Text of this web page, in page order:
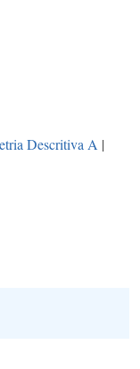
Descritiva A |